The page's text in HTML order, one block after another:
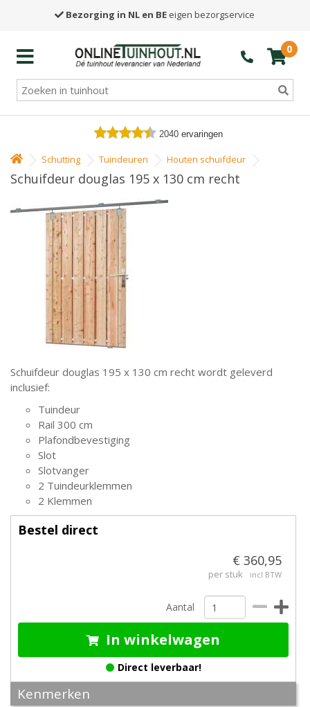
Bezorging in NL en BE eigen bezorgservice
0
2040 ervaringen
Schutting Tuindeuren Houten schuifdeur
Schuifdeur douglas 195 x 130 cm recht
Schuifdeur douglas 195 x 130 cm recht wordt geleverd
inclusief:
Tuindeur
Rail 300 cm
Plafondbevestiging
Slot
Slotvanger
2 Tuindeurklemmen
2 Klemmen
Bestel direct
€ 360,95
per stuk incl BTW
Aantal
In winkelwagen
Direct leverbaar!
Kenmerken